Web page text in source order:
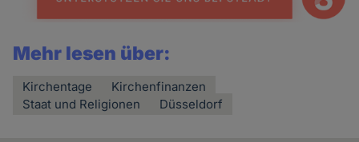
Mehr lesen über:
Kirchentage
Kirchenfinanzen
Staat und Religionen
Düsseldorf